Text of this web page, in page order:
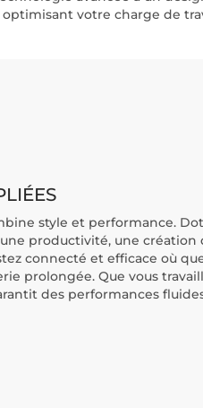
votre charge de
style et performance.
productivité, une
connecté et efficace où
prolongée. Que vous
des performances